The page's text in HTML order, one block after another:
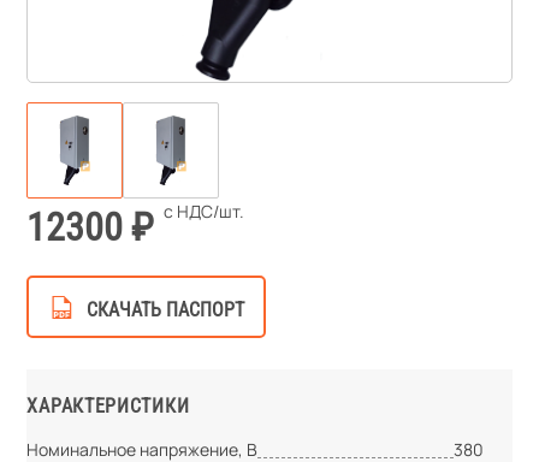
12300
СКАЧАТЬ ПАСПОРТ
ХАРАКТЕРИСТИКИ
Номинальное напряжение, В
380